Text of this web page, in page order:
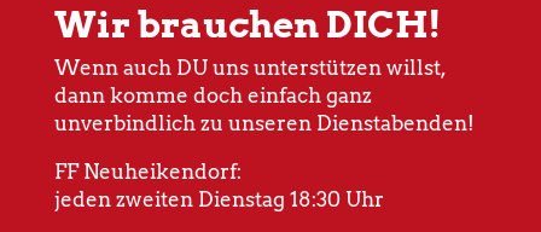
Wir brauchen DICH!
Wenn auch DU uns unterstützen willst,
dann komme doch einfach ganz
unverbindlich zu unseren Dienstabenden!
FF Neuheikendorf:
jeden zweiten Dienstag 18:30 Uhr